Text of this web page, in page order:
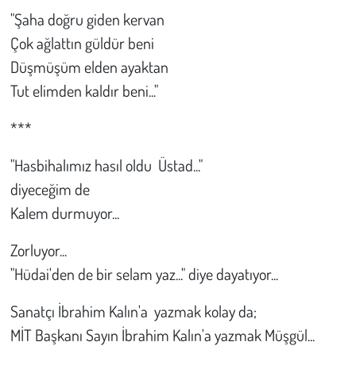
"Şaha doğru giden kervan
Çok ağlattın güldür beni
Düşmüşüm elden ayaktan
Tut elimden kaldır beni..."
***
"Hasbihalımız hasıl oldu Üstad..."
diyeceğim de
Kalem durmuyor...
Zorluyor...
"Hüdai'den de bir selam yaz..." diye dayatıyor...
Sanatçı İbrahim Kalın'a yazmak kolay da;
MİT Başkanı Sayın İbrahim Kalın'a yazmak Müşgül...